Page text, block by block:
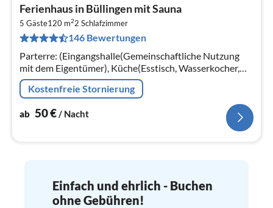
Ferienhaus in Büllingen mit Sauna
5 Gäste120 m22 Schlafzimmer
146 Bewertungen
Parterre: (Eingangshalle(Gemeinschaftliche Nutzung
mit dem Eigentümer), Küche(Esstisch, Wasserkocher,
Kochherd(4 Kochplatten)
Kostenfreie Stornierung
ab 50€/ Nacht
Einfach und ehrlich - Buchen
ohne Gebühren!